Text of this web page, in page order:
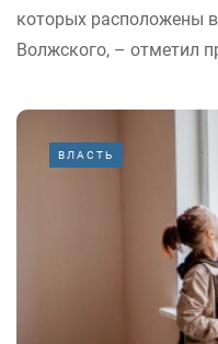
которых расположены
Волжского, – отметил
ВЛАСТЬ